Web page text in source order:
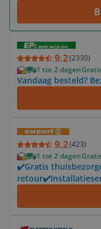
9.2(2330)
1 tot 2 dagen
Vandaag besteld?
9.2(423)
1 tot 2 dagen
✔️Gratis